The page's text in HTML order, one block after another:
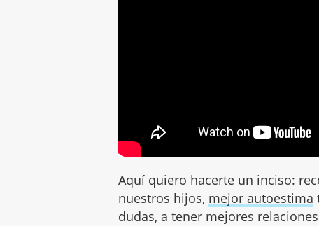
Aquí quiero hacerte un inciso:
nuestros hijos, mejor autoestima
dudas, a tener mejores